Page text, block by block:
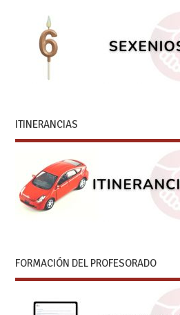
ITINERANCIAS
FORMACIÓN DEL PROFESORADO